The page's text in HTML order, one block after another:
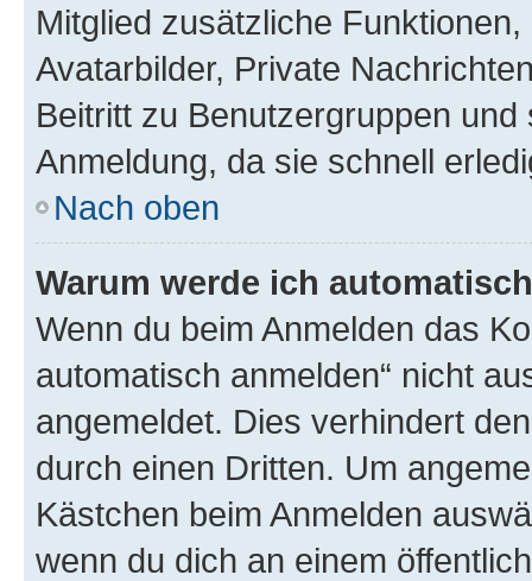
Mitglied zusätzliche
Avatarbilder, Private
Beitritt zu Benutzergruppen
Anmeldung, da sie schnell
Nach oben
Warum werde ich
Wenn du beim Anmelden das
automatisch anmelden“ nicht
angemeldet. Dies verhindert
durch einen Dritten. Um
Kästchen beim Anmelden
wenn du dich an einem